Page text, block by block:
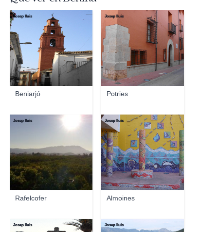
Beniarjó
Josep lluis
Potries
Josep lluis
Rafelcofer
Josep lluis
Almoines
Josep lluis
Josep lluis Josep lluis